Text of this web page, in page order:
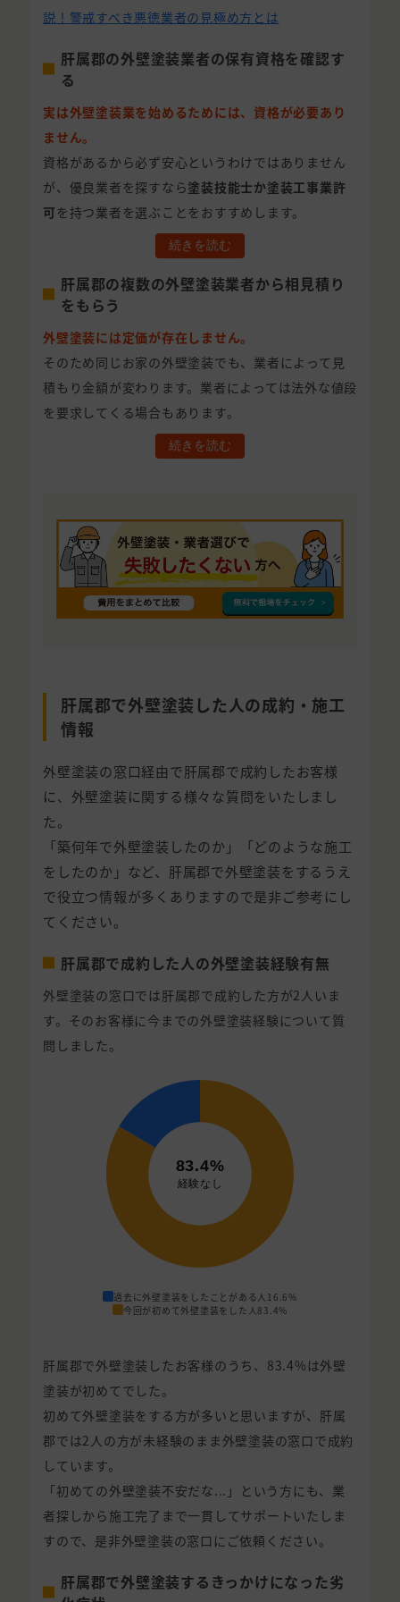
説！警戒すべき悪徳業者の見極め方とは
肝属郡の外壁塗装業者の保有資格を確認す
る
実は外壁塗装業を始めるためには、資格が必要あり
ません。
資格があるから必ず安心というわけではありません
が、優良業者を探すなら塗装技能士か塗装工事業許
可 を持つ業者を選ぶことをおすすめします。
続きを読む
肝属郡の複数の外壁塗装業者から相見積り
をもらう
外壁塗装には定価が存在しません。
そのため同じお家の外壁塗装でも、業者によって見
積もり金額が変わります。業者によっては法外な値段
を要求してくる場合もあります。
続きを読む
肝属郡で外壁塗装した人の成約・施工
情報
外壁塗装の窓口経由で肝属郡で成約したお客様
に、外壁塗装に関する様々な質問をいたしまし
た。
「築何年で外壁塗装したのか」「どのような施工
をしたのか」など、肝属郡で外壁塗装をするうえ
で役立つ情報が多くありますので是非ご参考にし
てください。
肝属郡で成約した人の外壁塗装経験有無
外壁塗装の窓口では肝属郡で成約した方が2人いま
す。そのお客様に今までの外壁塗装経験について質
問しました。
過去に外壁塗装をしたことがある人 16.6%
今回が初めて外壁塗装をした人 83.4%
肝属郡で外壁塗装したお客様のうち、83.4%は外壁
塗装が初めてでした。
初めて外壁塗装をする方が多いと思いますが、肝属
郡では2人の方が未経験のまま外壁塗装の窓口で成約
しています。
「初めての外壁塗装不安だな...」という方にも、業
者探しから施工完了まで一貫してサポートいたしま
すので、是非外壁塗装の窓口にご依頼ください。
肝属郡で外壁塗装するきっかけになった劣